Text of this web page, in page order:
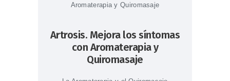
ÁREA BIENESTAR
BLOG
CONTACTAR
Artrosis. Mejora los síntomas
con Aromaterapia y
Quiromasaje